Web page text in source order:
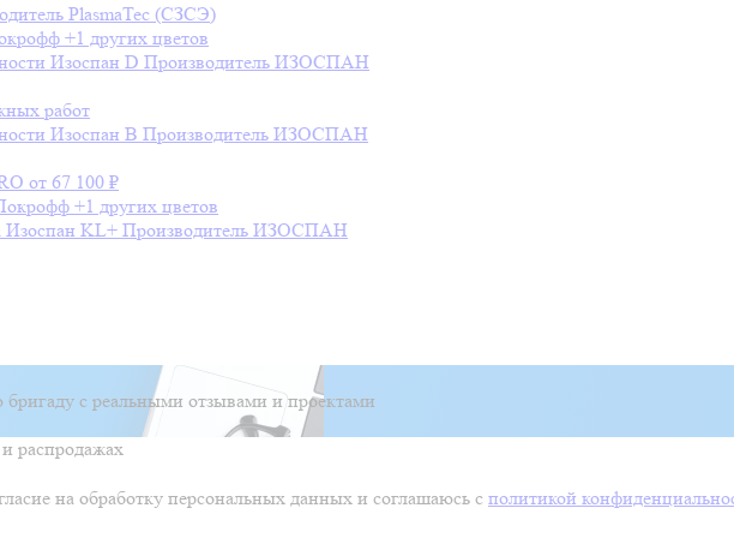
PlasmaTec (СЗСЭ)
+1 других цветов
Изоспан D Производитель ИЗОСПАН
работ
Изоспан B Производитель ИЗОСПАН
от 67 100 ₽
+1 других цветов
Изоспан KL+ Производитель ИЗОСПАН
с реальными отзывами и проектами
распродажах
на обработку персональных данных и соглашаюсь с политикой